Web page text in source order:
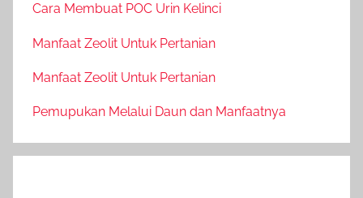
Cara Membuat POC Urin Kelinci
Manfaat Zeolit Untuk Pertanian
Manfaat Zeolit Untuk Pertanian
Pemupukan Melalui Daun dan Manfaatnya